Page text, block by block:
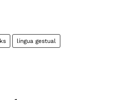
língua gestual